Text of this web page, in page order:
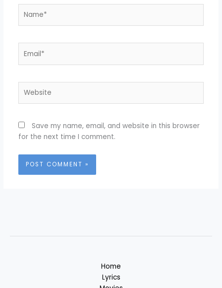
Save my name, email, and website in this browser
for the next time I comment.
Home
Lyrics